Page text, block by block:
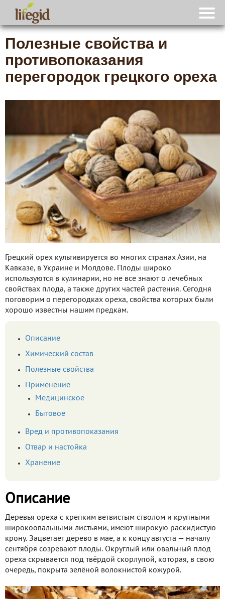
Полезные свойства и
противопоказания
перегородок грецкого ореха
Грецкий орех культивируется во многих странах Азии, на
Кавказе, в Украине и Молдове. Плоды широко
используются в кулинарии, но не все знают о лечебных
свойствах плода, а также других частей растения. Сегодня
поговорим о перегородках ореха, свойства которых были
хорошо известны нашим предкам.
Описание
Химический состав
Полезные свойства
Применение
Медицинское
Бытовое
Вред и противопоказания
Отвар и настойка
Хранение
Описание
Деревья ореха с крепким ветвистым стволом и крупными
широкоовальными листьями, имеют широкую раскидистую
крону. Зацветает дерево в мае, а к концу августа — началу
сентября созревают плоды. Округлый или овальный плод
ореха скрывается под твёрдой скорлупой, которая, в свою
очередь, покрыта зелёной волокнистой кожурой.